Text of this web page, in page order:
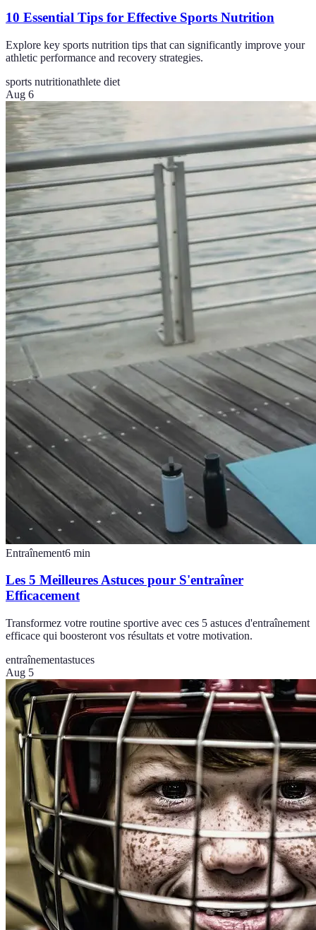
10 Essential Tips for Effective Sports Nutrition
Explore key sports nutrition tips that can significantly improve your
athletic performance and recovery strategies.
sports nutritionathlete diet
Aug 6
Entraînement6 min
Les 5 Meilleures Astuces pour S'entraîner
Efficacement
Transformez votre routine sportive avec ces 5 astuces d'entraînement
efficace qui boosteront vos résultats et votre motivation.
entraînementastuces
Aug 5